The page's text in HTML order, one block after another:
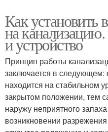
Как установить
на
и устройство
Принцип работы
заключается в следующем:
находится на стабильном
закрытом положении, тем
наружу неприятного
возникновении